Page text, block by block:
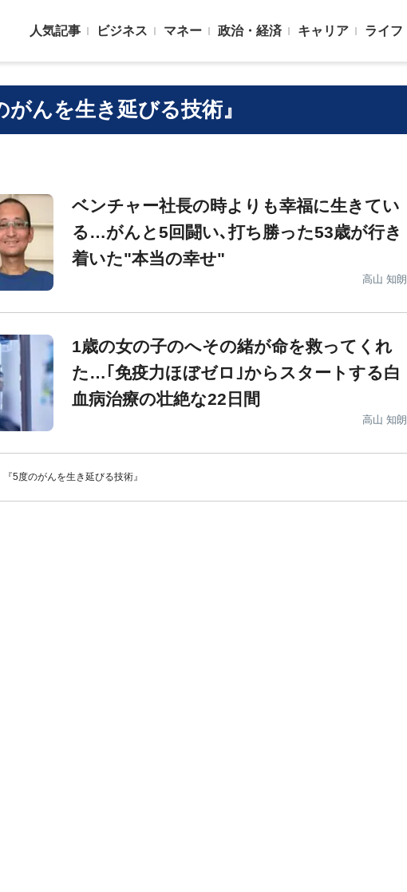
人気記事 ビジネス マネー 政治・経済 キャリア ライフ
がんを生き延びる技術』
ベンチャー社長の時よりも幸福に生きてい
る…がんと5回闘い､打ち勝った53歳が行き
着いた"本当の幸せ"
高山 知朗
1歳の女の子のへその緒が命を救ってくれ
た…｢免疫力ほぼゼロ｣からスタートする白
血病治療の壮絶な22日間
高山 知朗
『5度のがんを生き延びる技術』